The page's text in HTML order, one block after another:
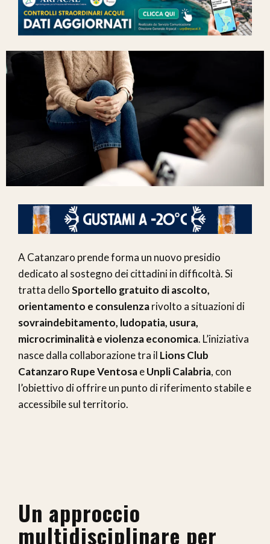
A Catanzaro prende forma un nuovo presidio
dedicato al sostegno dei cittadini in difficoltà. Si
tratta delloSportello gratuito di ascolto,
orientamento e consulenzarivolto a situazioni di
sovraindebitamento, ludopatia, usura,
microcriminalità e violenza economica. L’iniziativa
nasce dalla collaborazione tra il Lions Club
Catanzaro Rupe VentosaeUnpli Calabria, con
l’obiettivo di offrire un punto di riferimento stabile e
accessibile sul territorio.
Un approccio
multidisciplinare per